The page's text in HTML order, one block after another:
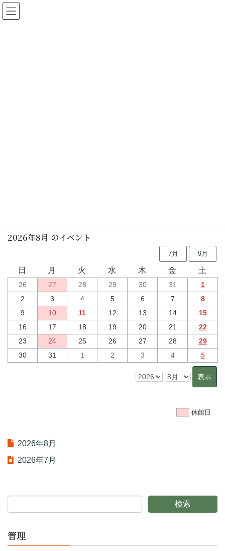
2026年8月 のイベント
7月 9月
日 月 火 水 木 金 土
26 27 28 29 30 31
1
2
3 4 5 6 7
8
9
10 11 12 13 14
15
16
17 18 19 20 21
22
23
24 25 26 27 28
29
30
31 1 2 3 4 5
休館日
2026年8月
2026年7月
管理